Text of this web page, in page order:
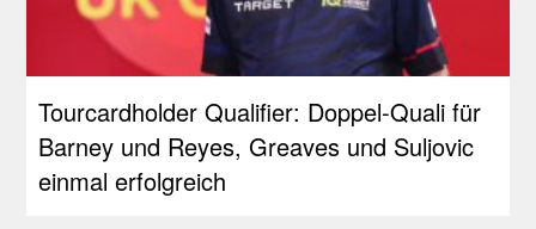
Tourcardholder Qualifier: Doppel-Quali für
Barney und Reyes, Greaves und Suljovic
einmal erfolgreich